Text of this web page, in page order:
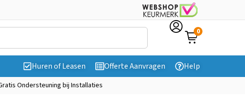
0
Huren of Leasen Offerte Aanvragen Help
Ondersteuning bij Installaties